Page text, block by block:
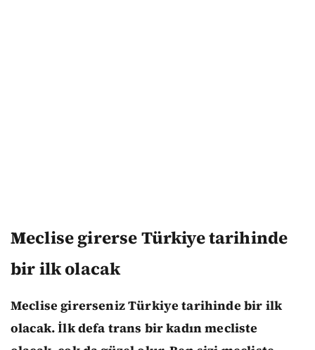
Meclise girerse Türkiye tarihinde
bir ilk olacak
Meclise girerseniz Türkiye tarihinde bir ilk
olacak. İlk defa trans bir kadın mecliste